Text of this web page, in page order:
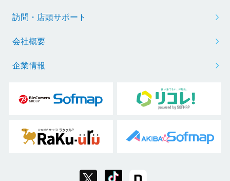
訪問・店頭サポート
会社概要
企業情報